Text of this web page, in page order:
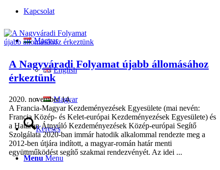
Kapcsolat
Magyar
English
Magyar
Keresés
Menu Menu
A Nagyváradi Folyamat újabb állomásához
érkeztünk
2020. november 14.
A Francia-Magyar Kezdeményezések Egyesülete (mai nevén:
Francia Közép- és Kelet-európai Kezdeményezések Egyesülete) és
a Határon Átnyúló Kezdeményezések Közép-európai Segítő
Szolgálata 2020-ban immár hatodik alkalommal rendezte meg a
2012-ben útjára indított, a magyar-román határ menti
együttműködést segítő szakmai rendezvényét. Az idei ...